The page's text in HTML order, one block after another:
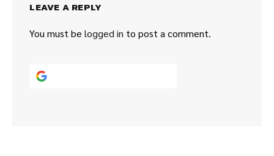
LEAVE A REPLY
You must be logged in to post a comment.